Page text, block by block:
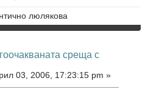
люлякова
среща с
03, 2006, 17:23:15 pm »